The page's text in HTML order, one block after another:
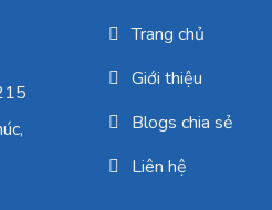
Trang chủ
Giới thiệu
Blogs chia sẻ
Liên hệ